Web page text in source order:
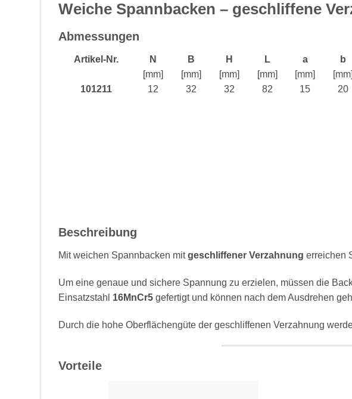
Weiche Spannbacken – geschliffene
Abmessungen
Artikel-Nr.
101211
N
[mm]
12
B
[mm]
32
H
[mm]
32
L
[mm]
82
a
[mm]
15
b
[mm]
20
Beschreibung
Mit weichen Spannbacken mitgeschliffener Verzahnung erreichen
Um eine genaue und sichere Spannung zu erzielen, müssen die
Einsatzstahl 16MnCr5 gefertigt und können nach dem Ausdrehen
Durch die hohe Oberflächengüte der geschliffenen Verzahnung
Vorteile